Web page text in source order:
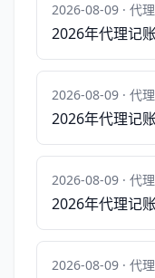
2026-08-09 · 代
2026年代理记
2026-08-09 · 代
2026年代理记
2026-08-09 · 代
2026年代理记
2026-08-09 · 代